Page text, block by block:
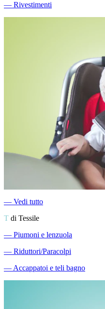
― Rivestimenti
― Vedi tutto
T di Tessile
― Piumoni e lenzuola
― Riduttori/Paracolpi
―Accappatoi e teli bagno